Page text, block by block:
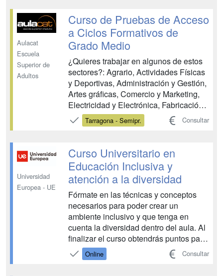
Comunicaciones, Instalación y
Mantenimiento, Mad...
Aulacat
Escuela
Superior de
Adultos
Curso de Pruebas de Acceso
a Ciclos Formativos de
Grado Medio
¿Quieres trabajar en algunos de estos
sectores?: Agrario, Actividades Físicas
y Deportivas, Administración y Gestión,
Artes gráficas, Comercio y Marketing,
Electricidad y Electrónica, Fabricación
Mecánica, Hostelería y Turismo,
Imagen Personal, Imagen y Sonido,
Comunicaciones, Instalación y
Mantenimiento, Mad...
Tarragona - Semipr. Consultar
Universidad
Europea - UE
Curso Universitario en
Educación Inclusiva y
atención a la diversidad
Fórmate en las técnicas y conceptos
necesarios para poder crear un
ambiente inclusivo y que tenga en
cuenta la diversidad dentro del aula. Al
finalizar el curso obtendrás puntos para
el apartado de méritos de la oposición.
Crear un ambiente de igualdad dentro
Online Consultar